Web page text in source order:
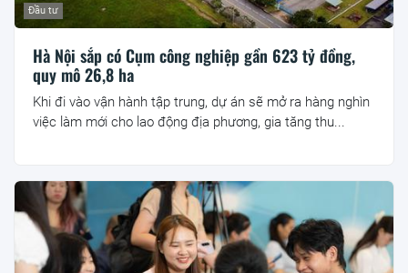
Hà Nội sắp có Cụm công nghiệp gần 623 tỷ đồng,
quy mô 26,8 ha
Đầu tư
Khi đi vào vận hành tập trung, dự án sẽ mở ra hàng nghìn
việc làm mới cho lao động địa phương, gia tăng thu...